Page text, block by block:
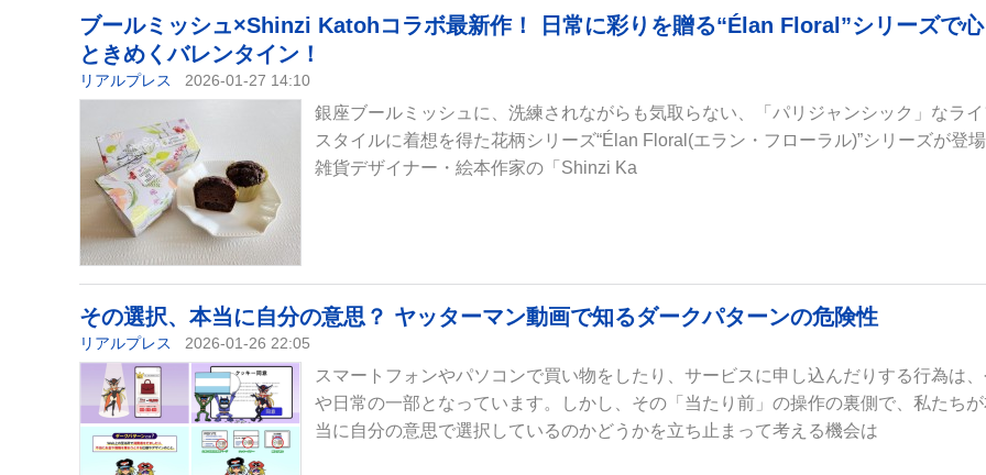
ブールミッシュ×Shinzi Katohコラボ最新作！ 日常に彩りを贈る“Élan Floral”シリーズで心
ときめくバレンタイン！
リアルプレス 2026-01-27 14:10
銀座ブールミッシュに、洗練されながらも気取らない、「パリジャンシック」なラ
スタイルに着想を得た花柄シリーズ“Élan Floral(エラン・フローラル)”シリーズが登
雑貨デザイナー・絵本作家の「Shinzi Ka
その選択、本当に自分の意思？ ヤッターマン動画で知るダークパターンの危険性
リアルプレス 2026-01-26 22:05
スマートフォンやパソコンで買い物をしたり、サービスに申し込んだりする行為は
や日常の一部となっています。しかし、その「当たり前」の操作の裏側で、私たち
当に自分の意思で選択しているのかどうかを立ち止まって考える機会は